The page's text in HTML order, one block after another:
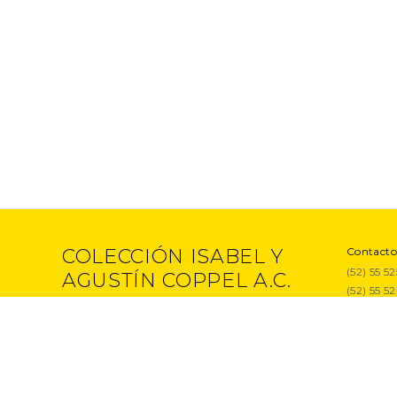
COLECCIÓN ISABEL Y
AGUSTÍN COPPEL A.C.
Contacto
(52) 55
(52) 55